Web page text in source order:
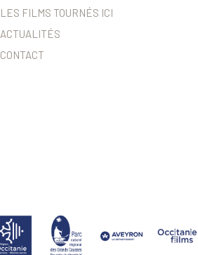
LES FILMS TOURNÉS ICI
ACTUALITÉS
CONTACT